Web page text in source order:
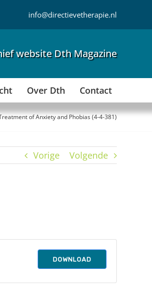
info@directievetherapie.nl
website Dth Magazine
Over Dth Contact
of Anxiety and Phobias (4-4-381)
Vorige Volgende
DOWNLOAD